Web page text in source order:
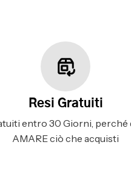
Resi Gratuiti
entro 30 Giorni, perché
AMARE ciò che acquisti